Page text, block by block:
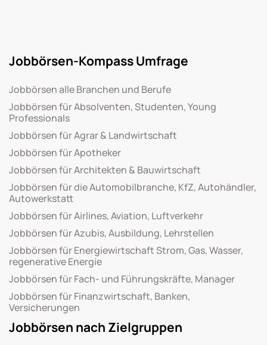
Jobbörsen-Kompass Umfrage
Jobbörsen alle Branchen und Berufe
Jobbörsen für Absolventen, Studenten, Young
Professionals
Jobbörsen für Agrar & Landwirtschaft
Jobbörsen für Apotheker
Jobbörsen für Architekten & Bauwirtschaft
Jobbörsen für die Automobilbranche, KfZ, Autohändler,
Autowerkstatt
Jobbörsen für Airlines, Aviation, Luftverkehr
Jobbörsen für Azubis, Ausbildung, Lehrstellen
Jobbörsen für Energiewirtschaft Strom, Gas, Wasser,
regenerative Energie
Jobbörsen für Fach- und Führungskräfte, Manager
Jobbörsen für Finanzwirtschaft, Banken,
Versicherungen
Jobbörsen nach Zielgruppen